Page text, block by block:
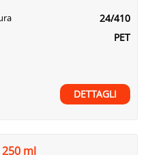
24/410
PET
DETTAGLI
ml